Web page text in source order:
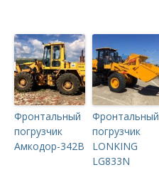
Фронтальный
погрузчик
Амкодор-342В
Фронтальный
погрузчик
LONKING
LG833N